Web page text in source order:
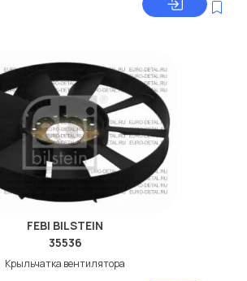
FEBI BILSTEIN
35536
Крыльчатка вентилятора